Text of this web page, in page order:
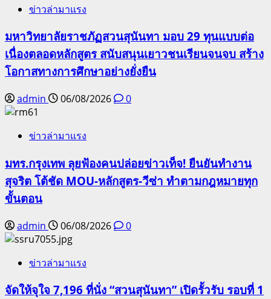
ข่าวล่ามาแรง
มหาวิทยาลัยราชภัฏสวนสุนันทา มอบ 29 ทุนแบบต่อ
เนื่องตลอดหลักสูตร สนับสนุนเยาวชนเรียนจนจบ สร้าง
โอกาสทางการศึกษาอย่างยั่งยืน
admin 06/08/2026 0
ข่าวล่ามาแรง
มทร.กรุงเทพ ลุยฟ้องคนปล่อยข่าวเท็จ! ยืนยันทำงาน
สุจริต โต้ชัด MOU-หลักสูตร-วีซ่า ทำตามกฎหมายทุก
ขั้นตอน
admin 06/08/2026 0
ข่าวล่ามาแรง
จัดให้จุใจ 7,196 ที่นั่ง “สวนสุนันทา” เปิดรั้วรับ รอบที่ 1